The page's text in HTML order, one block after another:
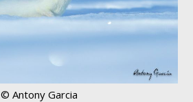
© Antony Garcia